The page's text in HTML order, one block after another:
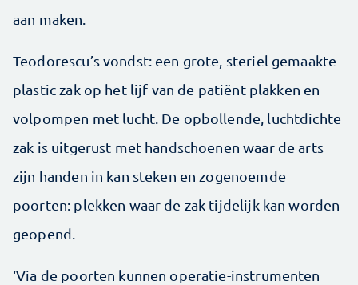
aan maken.
Teodorescu’s vondst: een grote, steriel gemaakte
plastic zak op het lijf van de patiënt plakken en
volpompen met lucht. De opbollende, luchtdichte
zak is uitgerust met handschoenen waar de arts
zijn handen in kan steken en zogenoemde
poorten: plekken waar de zak tijdelijk kan worden
geopend.
‘Via de poorten kunnen operatie-instrumenten